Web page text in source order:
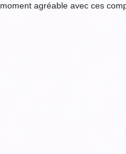
moment agréable avec ces